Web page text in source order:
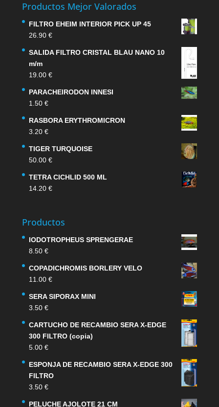
Productos Mejor Valorados
FILTRO EHEIM INTERIOR PICK UP 45
26.90 €
SALIDA FILTRO CRISTAL BLAU NANO 10
m/m
19.00 €
PARACHEIRODON INNESI
1.50 €
RASBORA ERYTHROMICRON
3.20 €
TIGER TURQUOISE
50.00 €
TETRA CICHLID 500 ML
14.20 €
Productos
IODOTROPHEUS SPRENGERAE
8.50 €
COPADICHROMIS BORLERY VELO
11.00 €
SERA SIPORAX MINI
3.50 €
CARTUCHO DE RECAMBIO SERA X-EDGE
300 FILTRO (copia)
5.00 €
ESPONJA DE RECAMBIO SERA X-EDGE 300
FILTRO
3.50 €
PELUCHE AJOLOTE 21 CM